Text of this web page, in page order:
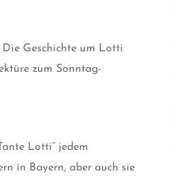
Geschichte um Lotti
zum Sonntag-
Lotti“ jedem
in Bayern, aber auch sie